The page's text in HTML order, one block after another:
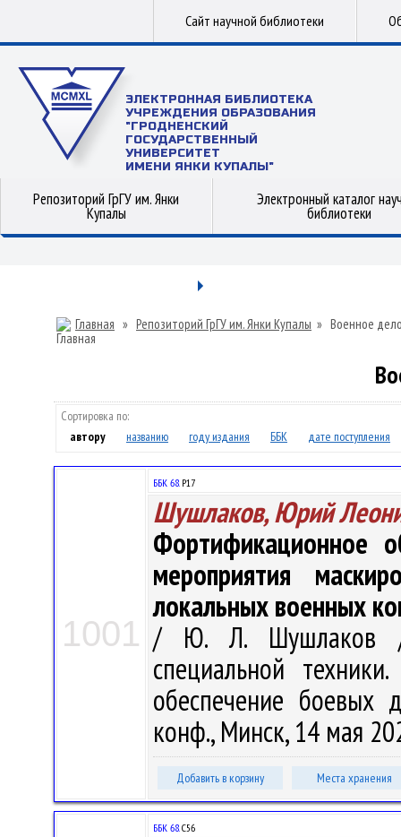
Сайт научной библиотеки
ЭЛЕКТРОННАЯ БИБЛИОТЕКА
УЧРЕЖДЕНИЯ ОБРАЗОВАНИЯ
"ГРОДНЕНСКИЙ
ГОСУДАРСТВЕННЫЙ
УНИВЕРСИТЕТ
ИМЕНИ ЯНКИ КУПАЛЫ"
Репозиторий ГрГУ им. Янки
Купалы
Электронный каталог
библиотеки
Главная » Репозиторий ГрГУ им. Янки Купалы » Военное
Сортировка по:
автору
названию году издания ББК дате поступления
1001
ББК 68.Р17
Шушлаков, Юрий
Фортификационное
мероприятия
локальных военных
/ Ю. Л. Шушлаков //
специальной
обеспечение боевых
конф., Минск, 14 мая
Добавить в корзину Места хранения
ББК 68.С56